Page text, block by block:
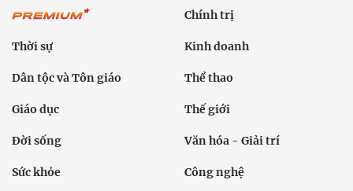
Chính trị
Thời sự Kinh doanh
Dân tộc và Tôn giáo Thể thao
Giáo dục Thế giới
Đời sống Văn hóa - Giải trí
Sức khỏe Công nghệ